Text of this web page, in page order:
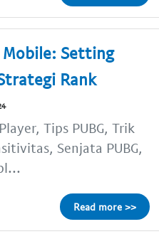
Mobile: Setting
Rank
Tips PUBG, Trik
Senjata PUBG,
Read more >>